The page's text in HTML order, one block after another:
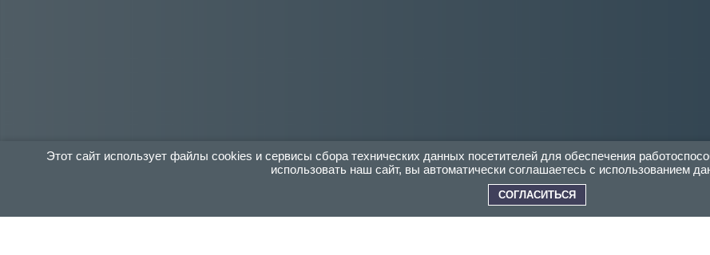
Этот сайт использует файлы cookies и сервисы сбора технических данных посетителей для обеспечения
использовать наш сайт, вы автоматически соглашаетесь с использованием
СОГЛАСИТЬСЯ